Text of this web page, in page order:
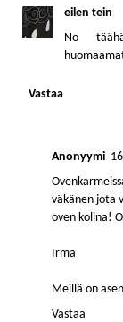
eilen tein
No
Vastaa
Anonyymi
väkänen jota
oven kolina!
Irma
Meillä on
Vastaa